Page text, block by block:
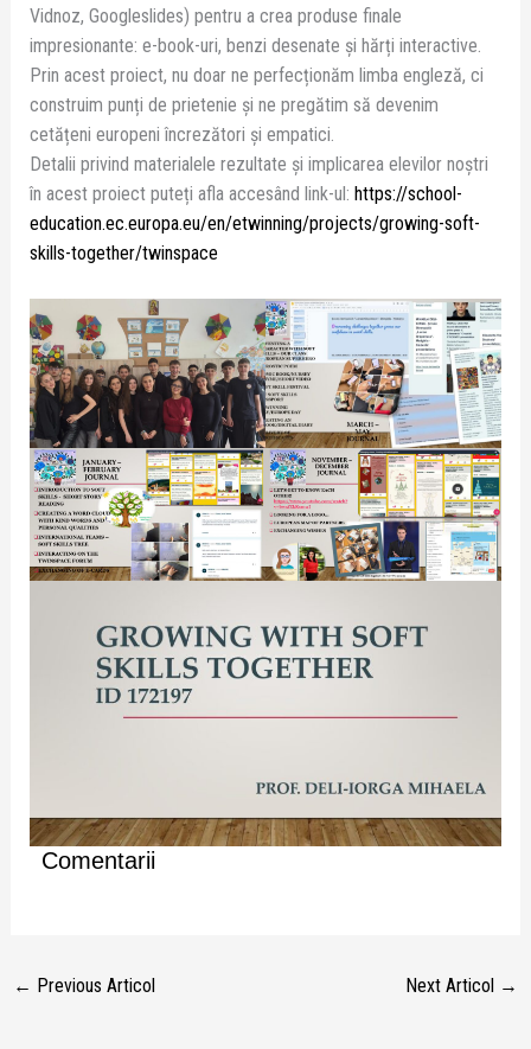
Vidnoz, Googleslides) pentru a crea produse finale
impresionante: e-book-uri, benzi desenate și hărți interactive.
Prin acest proiect, nu doar ne perfecționăm limba engleză, ci
construim punți de prietenie și ne pregătim să devenim
cetățeni europeni încrezători și empatici.
Detalii privind materialele rezultate și implicarea elevilor noștri
în acest proiect puteți afla accesând link-ul: https://school-
education.ec.europa.eu/en/etwinning/projects/growing-soft-
skills-together/twinspace
Comentarii
← Previous Articol Next Articol →